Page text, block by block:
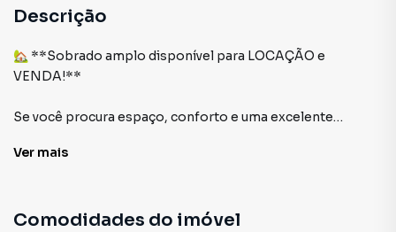
Descrição
🏡 **Sobrado amplo disponível para LOCAÇÃO e
VENDA!**
Se você procura espaço, conforto e uma excelente
Ver mais
Comodidades do imóvel